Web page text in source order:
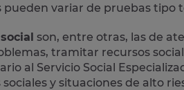
variar de pruebas tipo
son, entre otras, las de
tramitar recursos
al Servicio Social
y situaciones de alto